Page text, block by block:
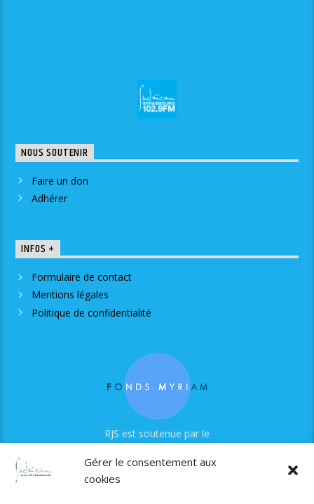
Gérer le consentement aux
cookies
NOUS SOUTENIR
Faire un don
Adhérer
INFOS +
Formulaire de contact
Mentions légales
Politique de confidentialité
RJS est soutenue par le